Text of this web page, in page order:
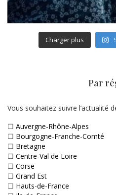
Charger plus
Par
Vous souhaitez suivre l’actualité
☐ Auvergne-Rhône-Alpes
☐ Bourgogne-Franche-Comté
☐ Bretagne
☐ Centre-Val de Loire
☐ Corse
☐ Grand Est
☐ Hauts-de-France